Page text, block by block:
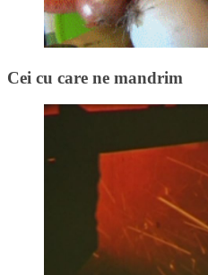
Cei cu care ne mandrim